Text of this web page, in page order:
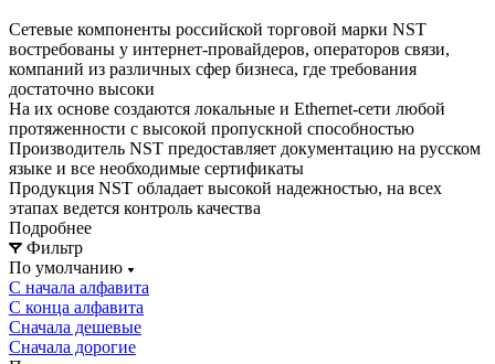
Сетевые компоненты российской торговой марки NST
востребованы у интернет-провайдеров, операторов связи,
компаний из различных сфер бизнеса, где требования
достаточно высоки
На их основе создаются локальные и Ethernet-сети любой
протяженности с высокой пропускной способностью
Производитель NST предоставляет документацию на русском
языке и все необходимые сертификаты
Продукция NST обладает высокой надежностью, на всех
этапах ведется контроль качества
Подробнее
Фильтр
По умолчанию
С начала алфавита
С конца алфавита
Сначала дешевые
Сначала дорогие